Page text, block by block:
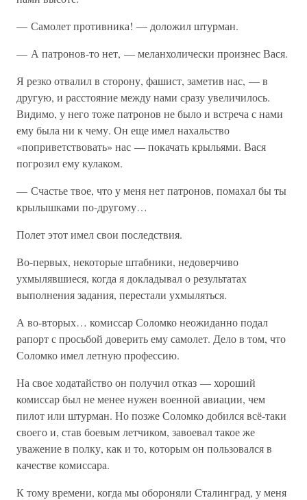
— Самолет противника! — доложил штурман.
— А патронов-то нет, — меланхолически произнес Вася.
Я резко отвалил в сторону, фашист, заметив нас, — в
другую, и расстояние между нами сразу увеличилось.
Видимо, у него тоже патронов не было и встреча с нами
ему была ни к чему. Он еще имел нахальство
«поприветствовать» нас — покачать крыльями. Вася
погрозил ему кулаком.
— Счастье твое, что у меня нет патронов, помахал бы ты
крылышками по-другому…
Полет этот имел свои последствия.
Во-первых, некоторые штабники, недоверчиво
ухмылявшиеся, когда я докладывал о результатах
выполнения задания, перестали ухмыляться.
А во-вторых… комиссар Соломко неожиданно подал
рапорт с просьбой доверить ему самолет. Дело в том, что
Соломко имел летную профессию.
На свое ходатайство он получил отказ — хороший
комиссар был не менее нужен военной авиации, чем
пилот или штурман. Но позже Соломко добился всё-таки
своего и, став боевым летчиком, завоевал такое же
уважение в полку, как и то, которым он пользовался в
качестве комиссара.
К тому времени, когда мы обороняли Сталинград, у меня